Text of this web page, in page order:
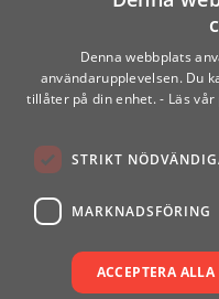
Denna webbplats
användarupplevelsen. Du
tillåter på din enhet. - Läs
STRIKT
MARKNADSFÖRING
ACCEPTERA ALLA